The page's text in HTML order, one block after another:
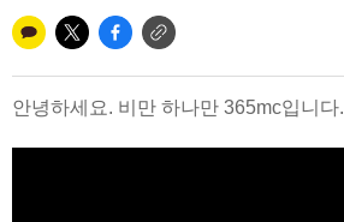
안녕하세요. 비만 하나만 365mc입니다.